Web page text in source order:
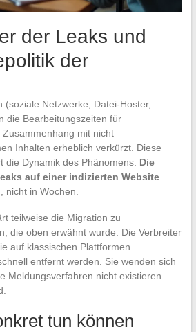
der Leaks und
der
(soziale Netzwerke, Datei-Hoster,
die Bearbeitungszeiten für
mit nicht
Inhalten erheblich verkürzt. Diese
die Dynamik des Phänomens: Die
auf einer indizierten Website
, nicht in Wochen.
teilweise die Migration zu
die oben erwähnt wurde. Die Verbreiter
auf klassischen Plattformen
entfernt werden. Sie wenden sich
Meldungsverfahren nicht existieren
tun können